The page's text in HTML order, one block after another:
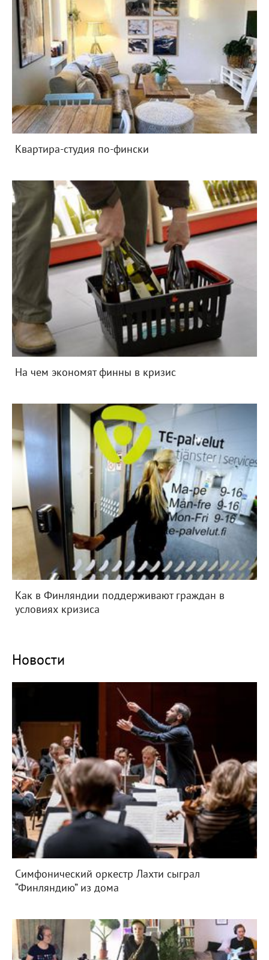
Квартира-студия по-фински
На чем экономят финны в кризис
Как в Финляндии поддерживают граждан в
условиях кризиса
Новости
Симфонический оркестр Лахти сыграл
“Финляндию” из дома